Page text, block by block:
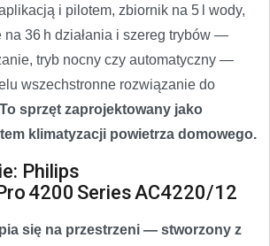
i pilotem, zbiornik na 5 l wody,
na 36 h działania i szereg trybów —
tryb nocny czy automatyczny —
wszechstronne rozwiązanie do
To sprzęt zaprojektowany jako
klimatyzacji powietrza domowego.
Philips
4200 Series AC4220/12
się na przestrzeni — stworzony z